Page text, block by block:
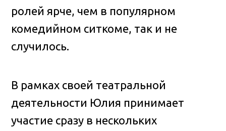
ролей ярче, чем в популярном
комедийном ситкоме, так и не
случилось.
В рамках своей театральной
деятельности Юлия принимает
участие сразу в нескольких